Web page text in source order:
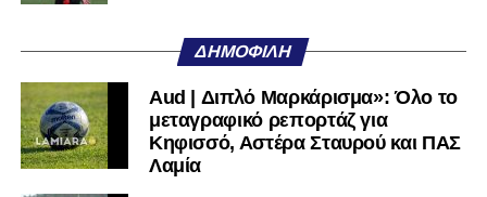
ΔΗΜΟΦΙΛΉ
Aud | Διπλό Μαρκάρισμα»: Όλο το
μεταγραφικό ρεπορτάζ για
Κηφισσό, Αστέρα Σταυρού και ΠΑΣ
Λαμία